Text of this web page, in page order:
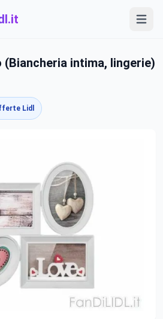
intima, lingerie)
Lidl